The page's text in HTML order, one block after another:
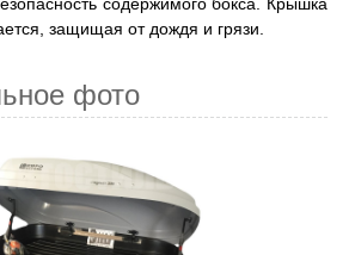
защищая от дождя и грязи.
фото